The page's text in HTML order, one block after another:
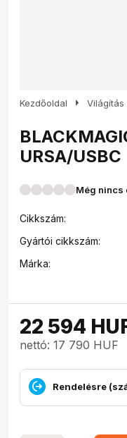
Kezdőoldal arrow_right Világítás
URSA/USBC
Még nincs
Cikkszám:
Gyártói cikkszám:
Márka:
22 594
nettó: 17 790 HUF
Rendelésre